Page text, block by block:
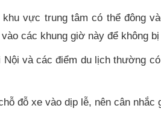
vực trung tâm có thể đông
các khung giờ này để không
và các điểm du lịch thường
đỗ xe vào dịp lễ, nên cân nhắc